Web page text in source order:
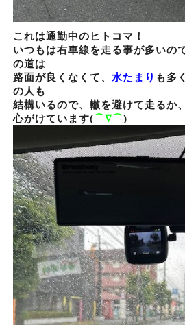
これは通勤中のヒトコマ！
いつもは右車線を走る事が多いの
の道は
路面が良くなくて、 水たまり も多
の人も
結構いるので、轍を避けて走るか
心がけています(⌒∇⌒)